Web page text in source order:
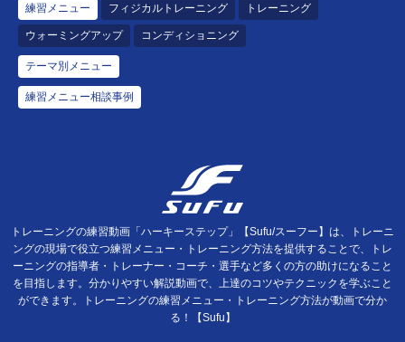
練習メニュー フィジカルトレーニング トレーニング
ウォーミングアップ コンディショニング
テーマ別メニュー
練習メニュー相談事例
トレーニングの練習動画「ハーキーステップ」【Sufu/スーフー】は、トレーニ
ングの現場で役立つ練習メニュー・トレーニング方法を提供することで、トレ
ーニングの指導者・トレーナー・コーチ・選手など多くの方の助けになること
を目指します。分かりやすい解説動画で、上達のコツやテクニックを学ぶこと
ができます。トレーニングの練習メニュー・トレーニング方法が動画で分か
る！【Sufu】